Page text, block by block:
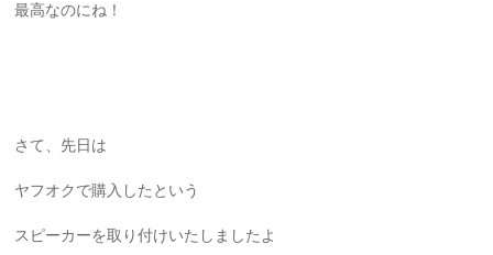
最高なのにね！
さて、先日は
ヤフオクで購入したという
スピーカーを取り付けいたしましたよ